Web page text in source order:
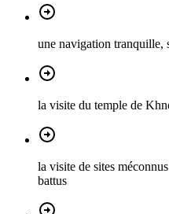
une navigation tranquille,
la visite du temple de
la visite de sites
battus